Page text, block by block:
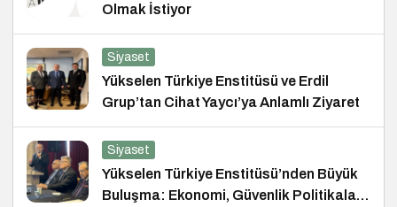
Olmak İstiyor
Siyaset
Yükselen Türkiye Enstitüsü ve Erdil
Grup’tan Cihat Yaycı’ya Anlamlı Ziyaret
Siyaset
Yükselen Türkiye Enstitüsü’nden Büyük
Buluşma: Ekonomi, Güvenlik Politikaları